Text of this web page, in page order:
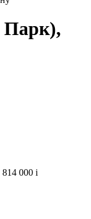
814 000 i